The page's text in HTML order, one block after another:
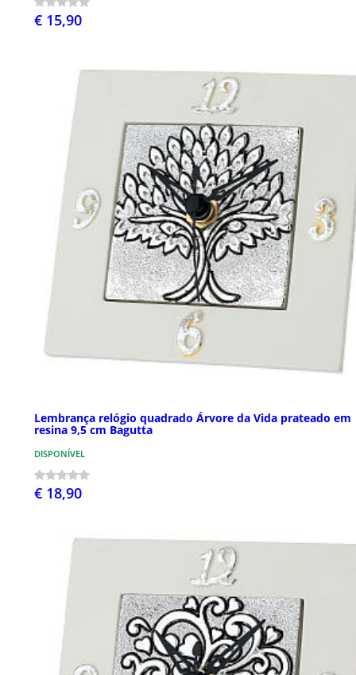
€ 15,90
Lembrança relógio quadrado Árvore da Vida prateado em
resina 9,5 cm Bagutta
DISPONÍVEL
€ 18,90